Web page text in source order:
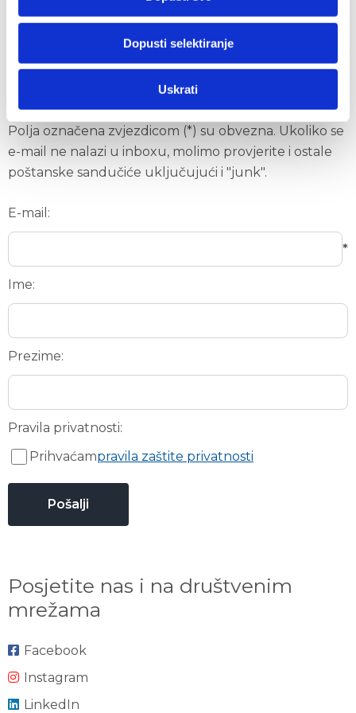
Dopusti selektiranje
Uskrati
Primajte novosti i ponude Auto
Upišite svoju e-mail adresu te saznajte odabrane
novosti i akcijske ponude.
Polja označena zvjezdicom (*) su obvezna. Ukoliko se
e-mail ne nalazi u inboxu, molimo provjerite i ostale
poštanske sandučiće uključujući i "junk".
E-mail:
*
Ime:
Prezime:
Pravila privatnosti:
Prihvaćampravila zaštite privatnosti
Posjetite nas i na društvenim
mrežama
Facebook
Instagram
LinkedIn